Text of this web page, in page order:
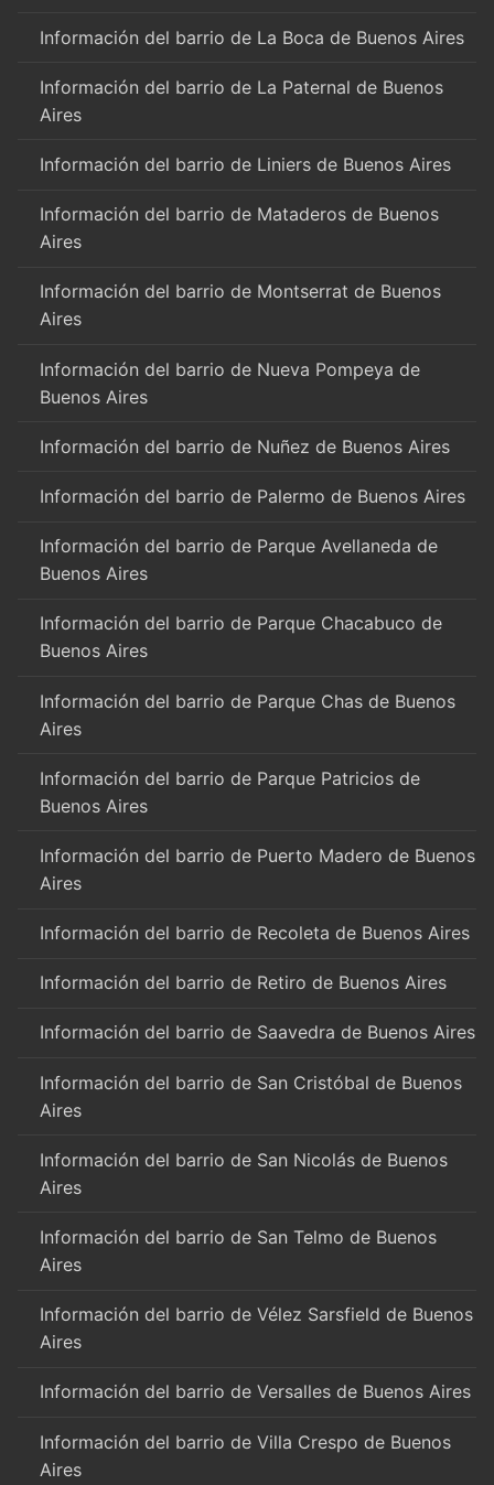
Información del barrio de La Boca de Buenos Aires
Información del barrio de La Paternal de Buenos
Aires
Información del barrio de Liniers de Buenos Aires
Información del barrio de Mataderos de Buenos
Aires
Información del barrio de Montserrat de Buenos
Aires
Información del barrio de Nueva Pompeya de
Buenos Aires
Información del barrio de Nuñez de Buenos Aires
Información del barrio de Palermo de Buenos Aires
Información del barrio de Parque Avellaneda de
Buenos Aires
Información del barrio de Parque Chacabuco de
Buenos Aires
Información del barrio de Parque Chas de Buenos
Aires
Información del barrio de Parque Patricios de
Buenos Aires
Información del barrio de Puerto Madero de Buenos
Aires
Información del barrio de Recoleta de Buenos Aires
Información del barrio de Retiro de Buenos Aires
Información del barrio de Saavedra de Buenos Aires
Información del barrio de San Cristóbal de Buenos
Aires
Información del barrio de San Nicolás de Buenos
Aires
Información del barrio de San Telmo de Buenos
Aires
Información del barrio de Vélez Sarsfield de Buenos
Aires
Información del barrio de Versalles de Buenos Aires
Información del barrio de Villa Crespo de Buenos
Aires